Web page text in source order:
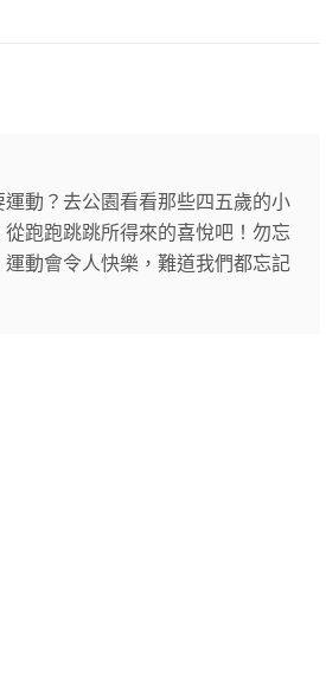
運動？去公園看看那些四五歲的小
從跑跑跳跳所得來的喜悅吧！勿忘
運動會令人快樂，難道我們都忘記